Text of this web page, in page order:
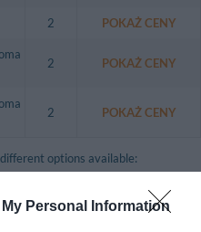
Personal Information
2 POKAŻ CENY
2 POKAŻ CENY
2 POKAŻ CENY
options available:
and terracotta tiles, a
colour television, a direct dial